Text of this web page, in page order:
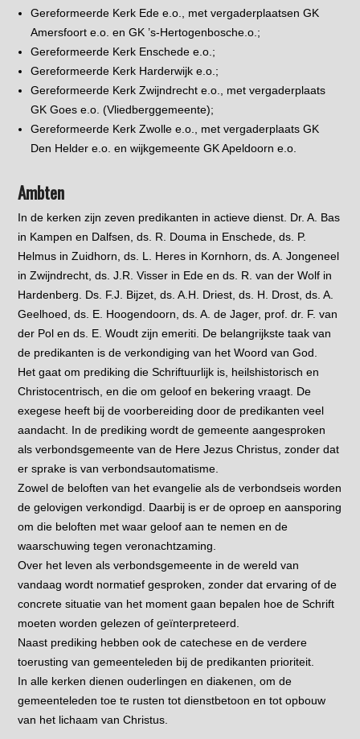
Gereformeerde Kerk Ede e.o., met vergaderplaatsen GK
Amersfoort e.o. en GK ’s-Hertogenbosche.o.;
Gereformeerde Kerk Enschede e.o.;
Gereformeerde Kerk Harderwijk e.o.;
Gereformeerde Kerk Zwijndrecht e.o., met vergaderplaats
GK Goes e.o. (Vliedberggemeente);
Gereformeerde Kerk Zwolle e.o., met vergaderplaats GK
Den Helder e.o. en wijkgemeente GK Apeldoorn e.o.
Ambten
In de kerken zijn zeven predikanten in actieve dienst. Dr. A. Bas
in Kampen en Dalfsen, ds. R. Douma in Enschede, ds. P.
Helmus in Zuidhorn, ds. L. Heres in Kornhorn, ds. A. Jongeneel
in Zwijndrecht, ds. J.R. Visser in Ede en ds. R. van der Wolf in
Hardenberg. Ds. F.J. Bijzet, ds. A.H. Driest, ds. H. Drost, ds. A.
Geelhoed, ds. E. Hoogendoorn, ds. A. de Jager, prof. dr. F. van
der Pol en ds. E. Woudt zijn emeriti. De belangrijkste taak van
de predikanten is de verkondiging van het Woord van God.
Het gaat om prediking die Schriftuurlijk is, heilshistorisch en
Christocentrisch, en die om geloof en bekering vraagt. De
exegese heeft bij de voorbereiding door de predikanten veel
aandacht. In de prediking wordt de gemeente aangesproken
als verbondsgemeente van de Here Jezus Christus, zonder dat
er sprake is van verbondsautomatisme.
Zowel de beloften van het evangelie als de verbondseis worden
de gelovigen verkondigd. Daarbij is er de oproep en aansporing
om die beloften met waar geloof aan te nemen en de
waarschuwing tegen veronachtzaming.
Over het leven als verbondsgemeente in de wereld van
vandaag wordt normatief gesproken, zonder dat ervaring of de
concrete situatie van het moment gaan bepalen hoe de Schrift
moeten worden gelezen of geïnterpreteerd.
Naast prediking hebben ook de catechese en de verdere
toerusting van gemeenteleden bij de predikanten prioriteit.
In alle kerken dienen ouderlingen en diakenen, om de
gemeenteleden toe te rusten tot dienstbetoon en tot opbouw
van het lichaam van Christus.